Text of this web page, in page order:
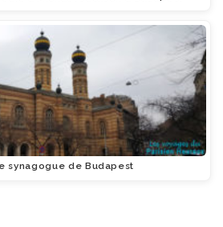
synagogue de Budapest